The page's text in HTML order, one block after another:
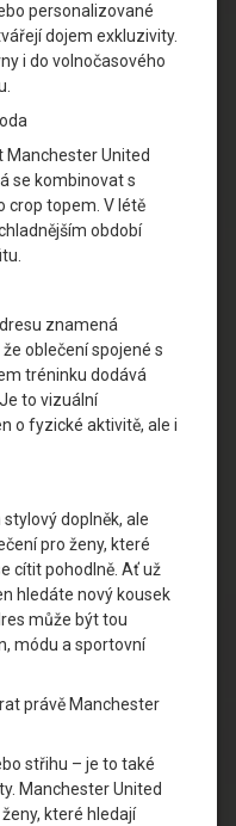
personalizované
dojem exkluzivity.
i do volnočasového
Manchester United
se kombinovat s
crop topem. V létě
období
znamená
oblečení spojené s
tréninku dodává
to vizuální
o fyzické aktivitě, ale i
doplněk, ale
pro ženy, které
cítit pohodlně. Ať už
hledáte nový kousek
může být tou
módu a sportovní
právě Manchester
střihu – je to také
Manchester United
které hledají